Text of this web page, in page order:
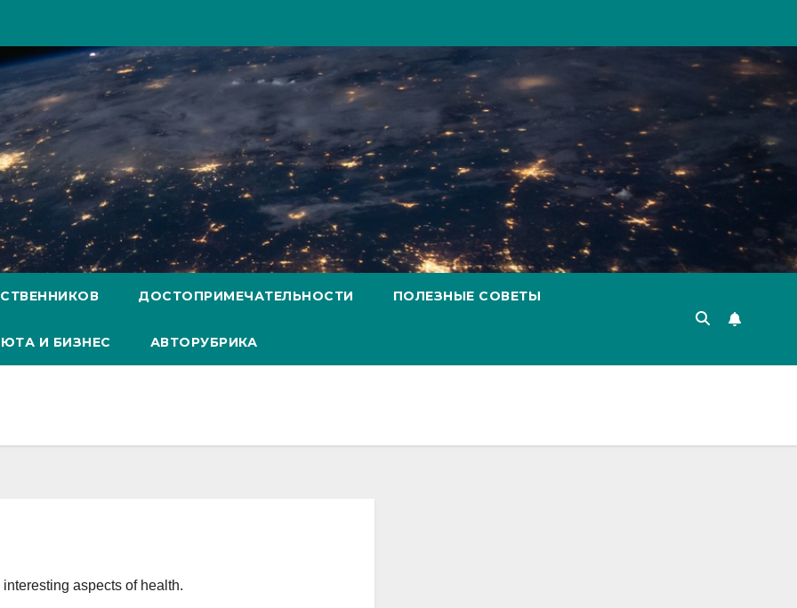
ДОСТОПРИМЕЧАТЕЛЬНОСТИ ПОЛЕЗНЫЕ СОВЕТЫ
И БИЗНЕС АВТОРУБРИКА
aspects of health.